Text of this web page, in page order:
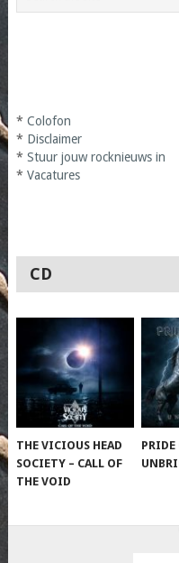
* Colofon
* Disclaimer
* Stuur jouw rocknieuws in
* Vacatures
CD
THE VICIOUS HEAD
SOCIETY – CALL OF
THE VOID
PRIDE